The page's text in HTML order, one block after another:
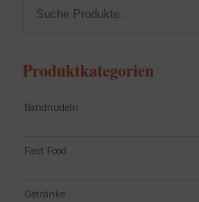
Produktkategorien
Bandnudeln
Fast Food
Getränke